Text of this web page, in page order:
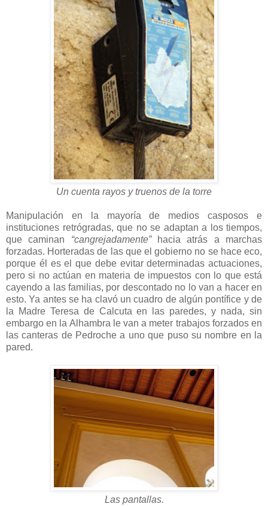
Un cuenta rayos y truenos de la torre
Manipulación en la mayoría de medios casposos e
instituciones retrógradas, que no se adaptan a los tiempos,
que caminan “cangrejadamente”hacia atrás a marchas
forzadas. Horteradas de las que el gobierno no se hace eco,
porque él es el que debe evitar determinadas actuaciones,
pero si no actúan en materia de impuestos con lo que está
cayendo a las familias, por descontado no lo van a hacer en
esto. Ya antes se ha clavó un cuadro de algún pontífice y de
la Madre Teresa de Calcuta en las paredes, y nada, sin
embargo en la Alhambra le van a meter trabajos forzados en
las canteras de Pedroche a uno que puso su nombre en la
pared.
Las pantallas.